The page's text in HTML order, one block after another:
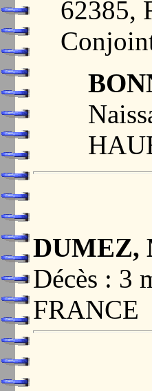
62385,
DUMEZ,
Décès : 3
FRANCE